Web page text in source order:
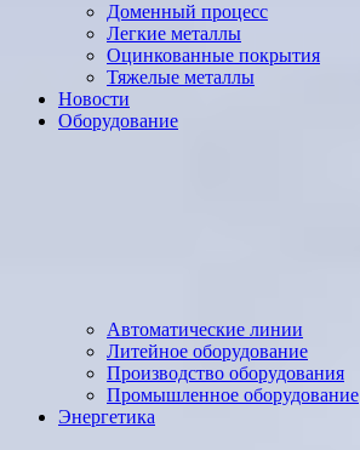
Доменный процесс
Легкие металлы
Оцинкованные покрытия
Тяжелые металлы
Новости
Оборудование
Автоматические линии
Литейное оборудование
Производство оборудования
Промышленное оборудование
Энергетика